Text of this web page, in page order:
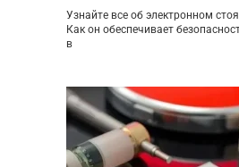
Узнайте все об электронном
Как он обеспечивает
в